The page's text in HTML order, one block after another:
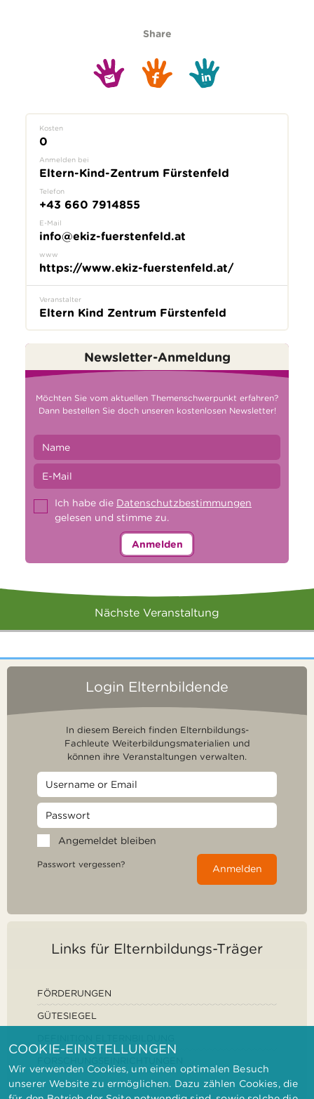
Share
Kosten
0
Anmelden bei
Eltern-Kind-Zentrum Fürstenfeld
Telefon
+43 660 7914855
E-Mail
info@ekiz-fuerstenfeld.at
www
https://www.ekiz-fuerstenfeld.at/
Veranstalter
Eltern Kind Zentrum Fürstenfeld
Newsletter-Anmeldung
Möchten Sie vom aktuellen Themenschwerpunkt erfahren?
Dann bestellen Sie doch unseren kostenlosen Newsletter!
Ich habe die Datenschutzbestimmungen
gelesen und stimme zu.
Anmelden
Nächste Veranstaltung
Login Elternbildende
In diesem Bereich finden Elternbildungs-
Fachleute Weiterbildungsmaterialien und
können ihre Veranstaltungen verwalten.
Angemeldet bleiben
Passwort vergessen? Anmelden
Links für Elternbildungs-Träger
FÖRDERUNGEN
GÜTESIEGEL
COOKIE-EINSTELLUNGEN
Wir verwenden Cookies, um einen optimalen Besuch
unserer Website zu ermöglichen. Dazu zählen Cookies, die